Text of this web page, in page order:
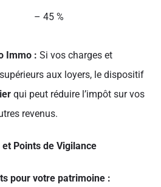
– 45 %
Immo : Si vos charges et
aux loyers, le dispositif
qui peut réduire l’impôt sur vos
revenus.
Points de Vigilance
pour votre patrimoine :